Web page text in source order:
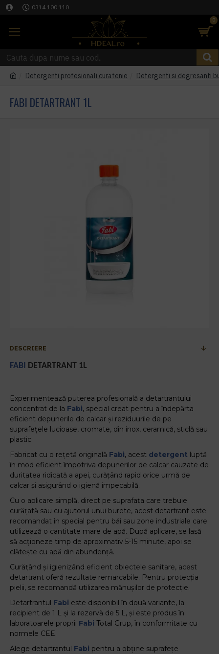
0314 100 110
0
Detergenti profesionali curatenie Detergenti si degresanti
FABI DETARTRANT 1L
DESCRIERE
FABI DETARTRANT 1L
Experimentează puterea profesională a detartrantului
concentrat de la Fabi, special creat pentru a îndepărta
eficient depunerile de calcar și reziduurile de pe
suprafețele lucioase, cromate, din inox, ceramică, sticlă sau
plastic.
Fabricat cu o rețetă originală Fabi, acest detergent luptă
în mod eficient împotriva depunerilor de calcar cauzate de
duritatea ridicată a apei, curățând rapid orice urmă de
calcar și asigurând o igienă impecabilă.
Cu o aplicare simplă, direct pe suprafața care trebuie
curățată sau cu ajutorul unui burete, acest detartrant este
recomandat în special pentru băi sau zone industriale care
utilizează o cantitate mare de apă. După aplicare, se lasă
să acționeze timp de aproximativ 5-15 minute, apoi se
clătește cu apă din abundență.
Curățând și igienizând eficient obiectele sanitare, acest
detartrant oferă rezultate remarcabile. Pentru protecția
pielii, se recomandă utilizarea mănușilor de protecție.
Detartrantul Fabi este disponibil în două variante, la
recipient de 1 L și la rezervă de 5 L, și este produs în
laboratoarele proprii Fabi Total Grup, în conformitate cu
normele CEE.
Alege detartrantul Fabi pentru a obține suprafețe